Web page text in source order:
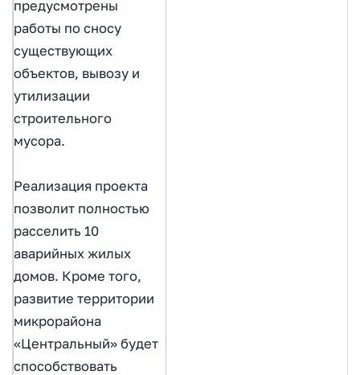
предусмотрены
работы по сносу
существующих
объектов, вывозу и
утилизации
строительного
мусора.
Реализация проекта
позволит полностью
расселить 10
аварийных жилых
домов. Кроме того,
развитие территории
микрорайона
«Центральный» будет
способствовать